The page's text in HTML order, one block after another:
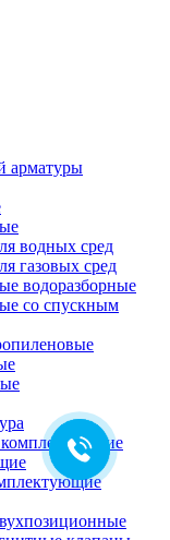
арматуры
водных сред
газовых сред
водоразборные
со спускным